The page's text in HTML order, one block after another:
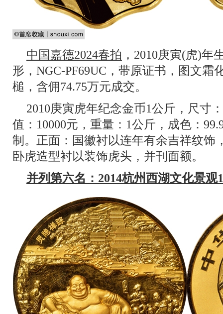
中国嘉德2024春拍 ，2010庚寅(虎)年
形，NGC-PF69UC，带原证书，图文霜
槌，含佣74.75万元成交。
2010庚寅虎年纪念金币1公斤，尺寸
值：10000元，重量：1公斤，成色：
制。正面：国徽衬以连年有余吉祥纹饰
卧虎造型衬以装饰虎头，并刊面额。
并列第六名：2014杭州西湖文化景观